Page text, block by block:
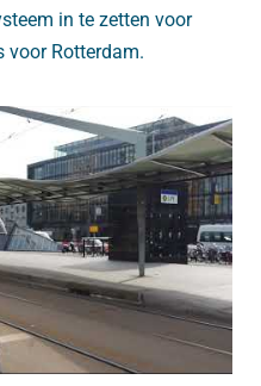
in te zetten voor
voor Rotterdam.